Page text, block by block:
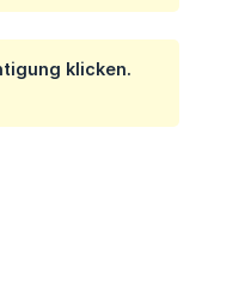
klicken.